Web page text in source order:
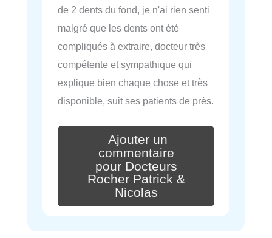
de 2 dents du fond, je n'ai rien senti
malgré que les dents ont été
compliqués à extraire, docteur très
compétente et sympathique qui
explique bien chaque chose et très
disponible, suit ses patients de près.
Ajouter un
commentaire
pour Docteurs
Rocher Patrick &
Nicolas